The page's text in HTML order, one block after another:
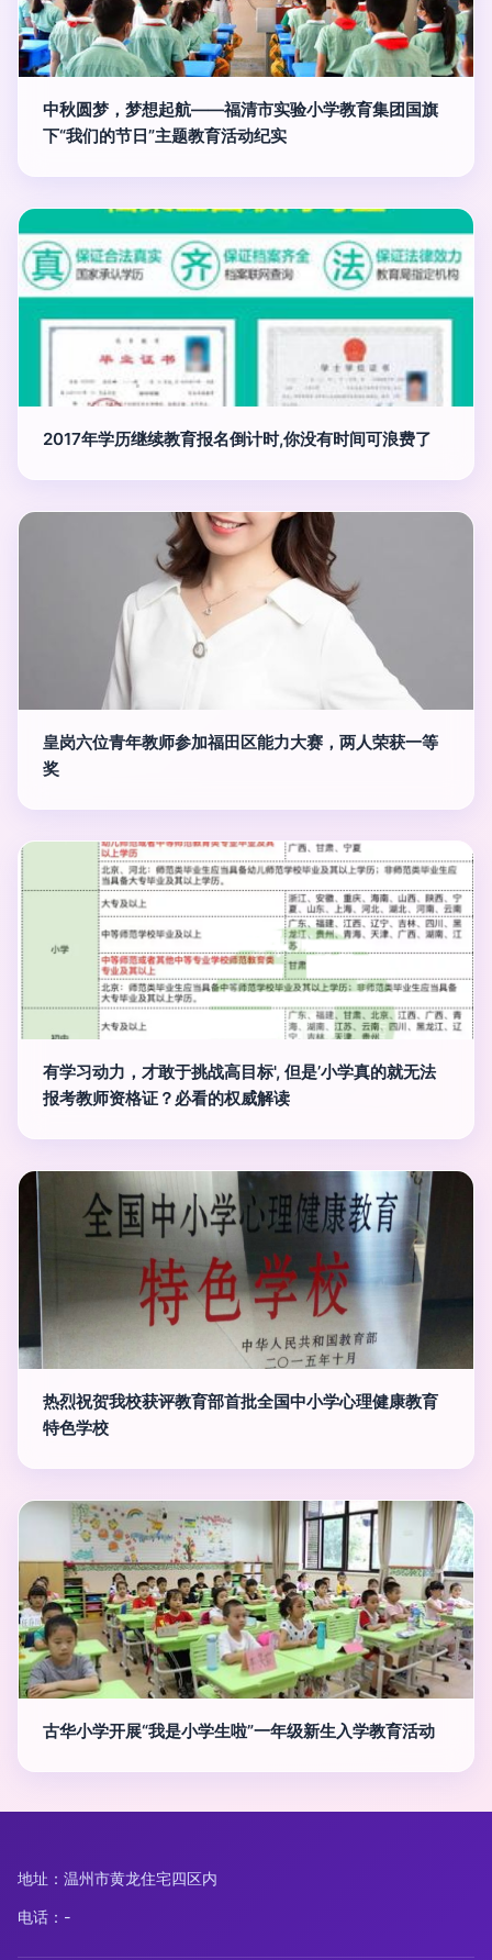
中秋圆梦，梦想起航——福清市实验小学教育集团国旗
下“我们的节日”主题教育活动纪实
2017年学历继续教育报名倒计时,你没有时间可浪费了
皇岗六位青年教师参加福田区能力大赛，两人荣获一等
奖
有学习动力，才敢于挑战高目标', 但是’小学真的就无法
报考教师资格证？必看的权威解读
热烈祝贺我校获评教育部首批全国中小学心理健康教育
特色学校
古华小学开展“我是小学生啦”一年级新生入学教育活动
地址：温州市黄龙住宅四区内
电话：-